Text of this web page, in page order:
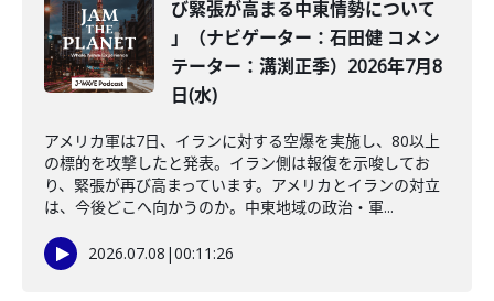
び緊張が高まる中東情勢について
」（ナビゲーター：石田健 コメン
テーター：溝渕正季）2026年7月8
日(水)
アメリカ軍は7日、イランに対する空爆を実施し、80以上
の標的を攻撃したと発表。イラン側は報復を示唆してお
り、緊張が再び高まっています。アメリカとイランの対立
は、今後どこへ向かうのか。中東地域の政治・軍...
2026.07.08 |00:11:26